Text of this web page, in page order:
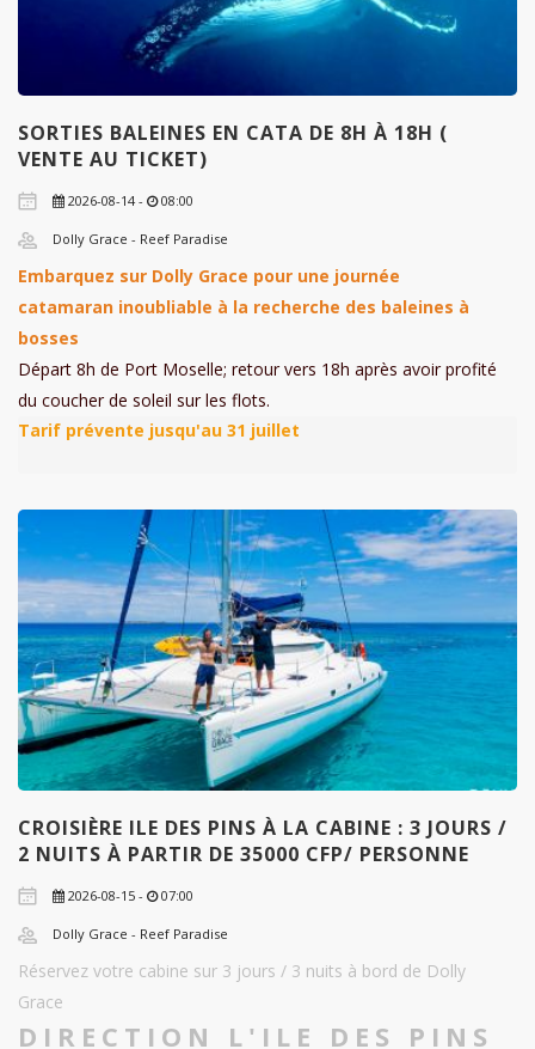
SORTIES BALEINES EN CATA DE 8H À 18H (
VENTE AU TICKET)
2026-08-14 - 08:00
Dolly Grace - Reef Paradise
Embarquez sur Dolly Grace pour une journée
catamaran inoubliable à la recherche des baleines à
bosses
Départ 8h de Port Moselle; retour vers 18h après avoir profité
du coucher de soleil sur les flots.
CROISIÈRE ILE DES PINS À LA CABINE : 3 JOURS /
2 NUITS À PARTIR DE 35000 CFP/ PERSONNE
2026-08-15 - 07:00
Dolly Grace - Reef Paradise
Réservez votre cabine sur 3 jours / 3 nuits à bord de Dolly
Grace
DIRECTION L'ILE DES PINS